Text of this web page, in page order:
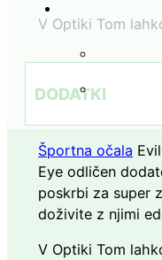
V Optiki Tom
DODATKI
Športna očala
Eye odličen
poskrbi za super
doživite z njimi
V Optiki Tom